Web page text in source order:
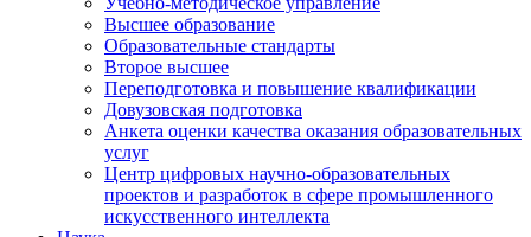
Высшее образование
Образовательные стандарты
Второе высшее
Переподготовка и повышение квалификации
Довузовская подготовка
Анкета оценки качества оказания образовательных
услуг
Центр цифровых научно-образовательных
проектов и разработок в сфере промышленного
искусственного интеллекта